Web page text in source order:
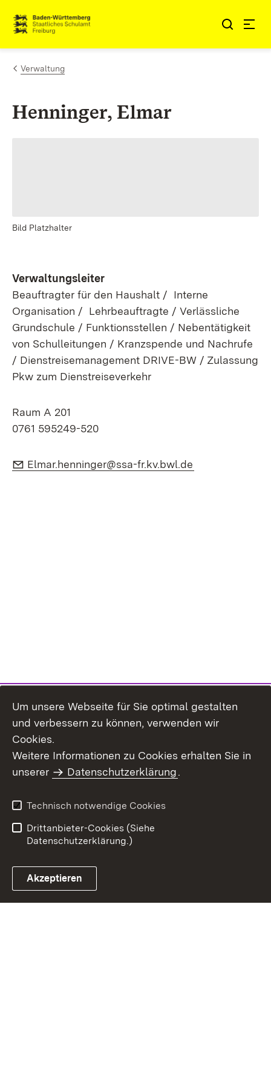
Zum Inhalt springen
Link zur Startseite
Verwaltung
Henninger, Elmar
Bild Platzhalter
Verwaltungsleiter
Beauftragter für den Haushalt / Interne
Organisation / Lehrbeauftragte / Verlässliche
Grundschule / Funktionsstellen / Nebentätigkeit
von Schulleitungen / Kranzspende und Nachrufe
/ Dienstreisemanagement DRIVE-BW / Zulassung
Pkw zum Dienstreiseverkehr
Raum A 201
0761 595249-520
E-Mail:
Elmar.henninger@ssa-fr.kv.bwl.de
Benutzungshinweise
Erklärung zur
Um unsere Webseite für Sie optimal gestalten
und verbessern zu können, verwenden wir
Cookies.
Weitere Informationen zu Cookies erhalten Sie in
unserer
Datenschutzerklärung.
Technisch notwendige Cookies
Drittanbieter-Cookies (Siehe
Datenschutzerklärung.)
Akzeptieren